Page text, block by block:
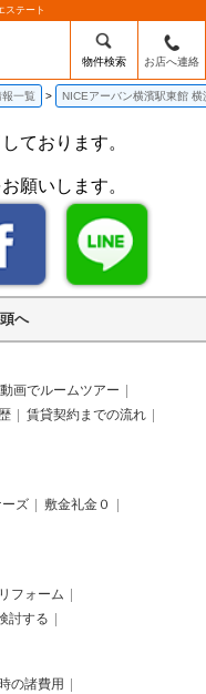
ステート
物件検索 お店へ連絡
一覧 NICEアーバン横濱駅東館
ております。
願いします。
へ
動画でルームツアー
賃貸契約までの流れ
ズ
敷金礼金０
フォーム
討する
の諸費用